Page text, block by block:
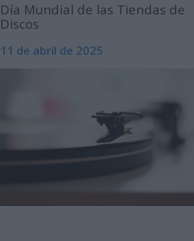
Día Mundial de las Tiendas de
Discos
11 de abril de 2025